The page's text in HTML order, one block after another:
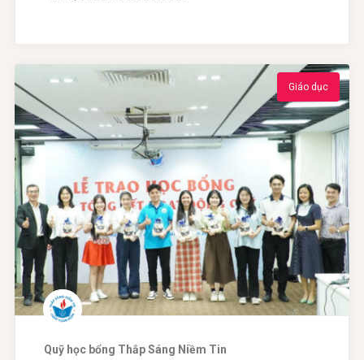
Giáo dục
Quỹ học bổng Thắp Sáng Niềm Tin